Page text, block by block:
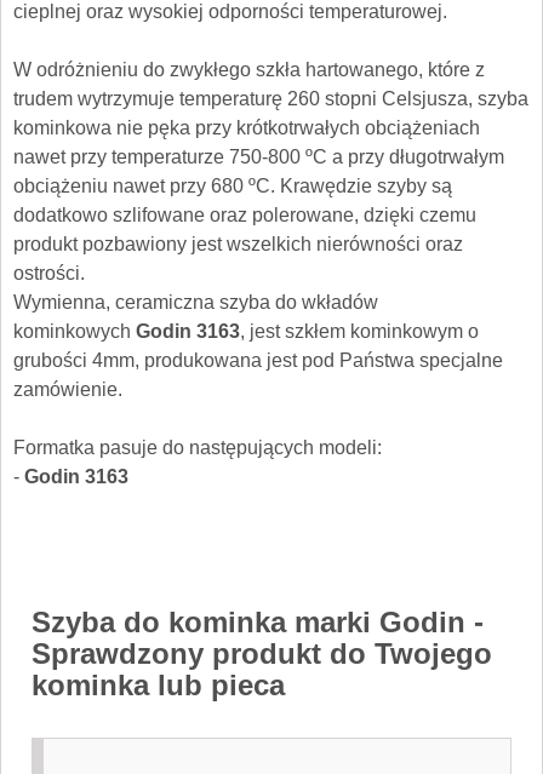
cieplnej oraz wysokiej odporności temperaturowej.
W odróżnieniu do zwykłego szkła hartowanego, które z
trudem wytrzymuje temperaturę 260 stopni Celsjusza, szyba
kominkowa nie pęka przy krótkotrwałych obciążeniach
nawet przy temperaturze 750-800 ºC a przy długotrwałym
obciążeniu nawet przy 680 ºC. Krawędzie szyby są
dodatkowo szlifowane oraz polerowane, dzięki czemu
produkt pozbawiony jest wszelkich nierówności oraz
ostrości.
Wymienna, ceramiczna szyba do wkładów
kominkowych Godin 3163, jest szkłem kominkowym o
grubości 4mm, produkowana jest pod Państwa specjalne
zamówienie.
Formatka pasuje do następujących modeli:
- Godin 3163
Szyba do kominka marki Godin -
Sprawdzony produkt do Twojego
kominka lub pieca